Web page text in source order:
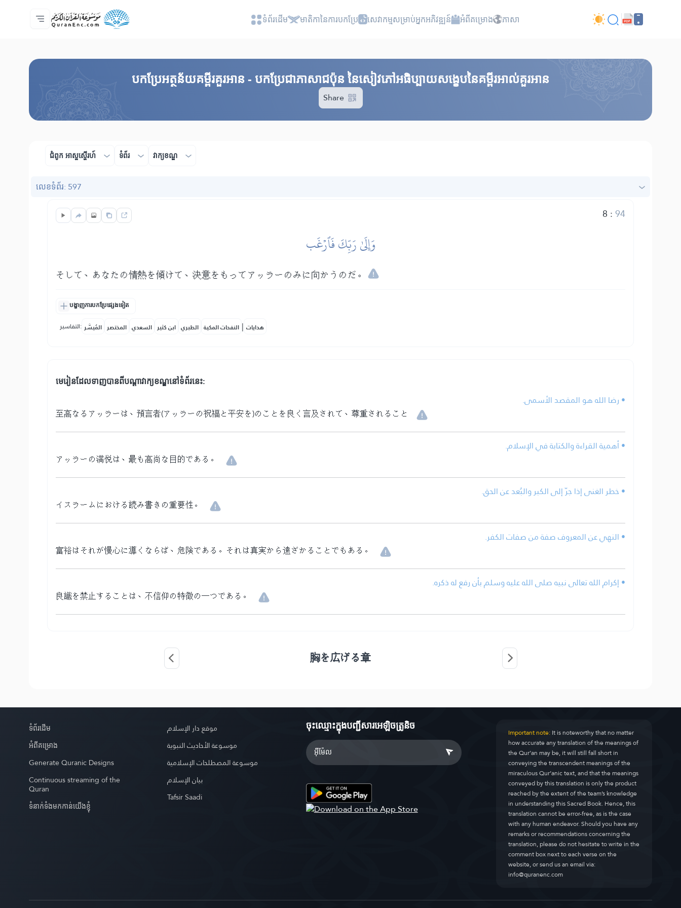
ទំព័រ​ដេីម
មាតិកានៃការបកប្រែ
Audio
សេវាកម្មសម្រាប់អ្នកអភិវឌ្ឍន៍ - API
អំពី​គម្រោង
ទំនាក់ទំងមកកាន់យើងខ្ញុំ
ភាសា ទំព័រ​ដេីម មាតិកានៃការបកប្រែ សេវាកម្មសម្រាប់អ្នកអភិវឌ្ឍន៍ អំពី​គម្រោង ភាសា
បកប្រែអត្ថន័យគម្ពីរគួរអាន - បកប្រែជាភាសាជប៉ុន នៃសៀវភៅអធិប្បាយសង្ខេបនៃគម្ពីរអាល់គួរអាន
Share
ជំពូក​ អាស្ហស្ហើរហ៍ ទំព័រ វាក្យខណ្ឌ
លេខ​ទំព័រ: 597
8 :94
وَإِلَىٰ رَبِّكَ فَٱرۡغَب
そして、あなたの情熱を傾けて、決意をもってアッラーのみに向かうのだ。
បង្ហាញការបកប្រែផ្សេងទៀត
التفاسير: المُيسَّر المختصر السعدي ابن كثير الطبري النفحات المكية | هدايات
មេរៀនដែលទាញបានពីបណ្តាវាក្យខណ្ឌនៅទំព័រនេះ:
• رضا الله هو المقصد الأسمى.
至高なるアッラーは、預言者(アッラーの祝福と平安を)のことを良く言及されて、尊重されること
• أهمية القراءة والكتابة في الإسلام.
アッラーの満悦は、最も高尚な目的である。
• خطر الغنى إذا جرّ إلى الكبر والبُعد عن الحق.
イスラームにおける読み書きの重要性。
• النهي عن المعروف صفة من صفات الكفر.
富裕はそれが慢心に導くならば、危険である。それは真実から遠ざかることでもある。
• إكرام الله تعالى نبيه صلى الله عليه وسلم بأن رفع له ذكره.
良識を禁止することは、不信仰の特徴の一つである。
胸を広げる章
ទំព័រ​ដេីម
អំពី​គម្រោង
Generate Quranic Designs
Continuous streaming of the
Quran
ទំនាក់ទំងមកកាន់យើងខ្ញុំ
موقع دار الإسلام
موسوعة الأحاديث النبوية
موسوعة المصطلحات الإسلامية
بيان الإسلام
Tafsir Saadi
ចុះឈ្មោះ​ក្នុងបញ្ជីសារអេឡិចត្រូនិច Important note:It is noteworthy that no matter
how accurate any translation of the meanings of
the Qur’an may be, it will still fall short in
conveying the transcendent meanings of the
miraculous Qur’anic text, and that the meanings
conveyed by this translation is only the product
reached by the extent of the team’s knowledge
in understanding this Sacred Book. Hence, this
translation cannot be error-free, as is the case
with any human endeavor. Should you have any
remarks or recommendations concerning the
translation, please do not hesitate to write in the
comment box next to each verse on the
website, or send us an email via:
info@quranenc.com